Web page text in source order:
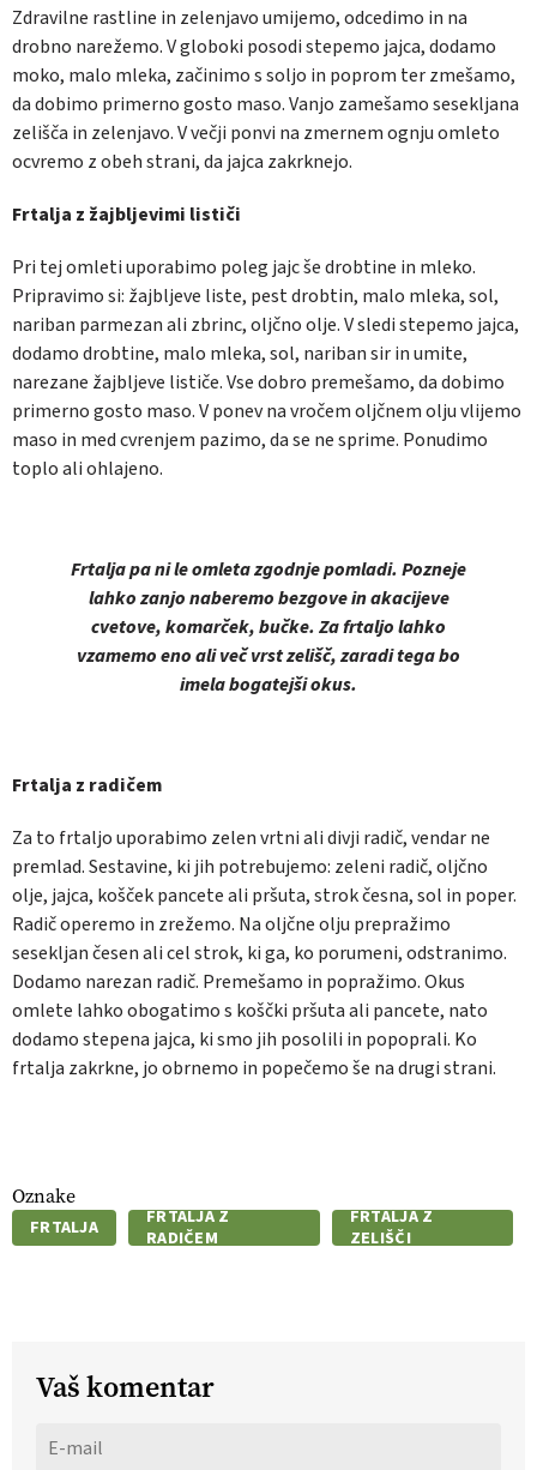
Zdravilne rastline in zelenjavo umijemo, odcedimo in na
drobno narežemo. V globoki posodi stepemo jajca, dodamo
moko, malo mleka, začinimo s soljo in poprom ter zmešamo,
da dobimo primerno gosto maso. Vanjo zamešamo sesekljana
zelišča in zelenjavo. V večji ponvi na zmernem ognju omleto
ocvremo z obeh strani, da jajca zakrknejo.
Frtalja z žajbljevimi lističi
Pri tej omleti uporabimo poleg jajc še drobtine in mleko.
Pripravimo si: žajbljeve liste, pest drobtin, malo mleka, sol,
nariban parmezan ali zbrinc, oljčno olje. V sledi stepemo jajca,
dodamo drobtine, malo mleka, sol, nariban sir in umite,
narezane žajbljeve lističe. Vse dobro premešamo, da dobimo
primerno gosto maso. V ponev na vročem oljčnem olju vlijemo
maso in med cvrenjem pazimo, da se ne sprime. Ponudimo
toplo ali ohlajeno.
Frtalja pa ni le omleta zgodnje pomladi. Pozneje
lahko zanjo naberemo bezgove in akacijeve
cvetove, komarček, bučke. Za frtaljo lahko
vzamemo eno ali več vrst zelišč, zaradi tega bo
imela bogatejši okus.
Frtalja z radičem
Za to frtaljo uporabimo zelen vrtni ali divji radič, vendar ne
premlad. Sestavine, ki jih potrebujemo: zeleni radič, oljčno
olje, jajca, košček pancete ali pršuta, strok česna, sol in poper.
Radič operemo in zrežemo. Na oljčne olju prepražimo
sesekljan česen ali cel strok, ki ga, ko porumeni, odstranimo.
Dodamo narezan radič. Premešamo in popražimo. Okus
omlete lahko obogatimo s koščki pršuta ali pancete, nato
dodamo stepena jajca, ki smo jih posolili in popoprali. Ko
frtalja zakrkne, jo obrnemo in popečemo še na drugi strani.
Oznake
FRTALJA
FRTALJA Z
RADIČEM
FRTALJA Z
ZELIŠČI
Vaš komentar